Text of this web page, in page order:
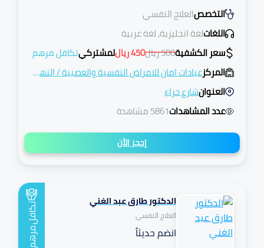
التخصصالعلاج النفسي
اللغاتلغة انجليزية, لغة عربية
سعر الكشفية500ريال450رياللمشتركيتكافل مرهم
المركزعيادات امان للامراض النفسية والعصبية/النهضة
العنوانشارع حراء
عدد المشاهدات5861 مشاهدة
إحجز الأن
الدكتور طارق عبد الغني
العلاج النفسي
انضم حديثاً
تكافل
مرهم